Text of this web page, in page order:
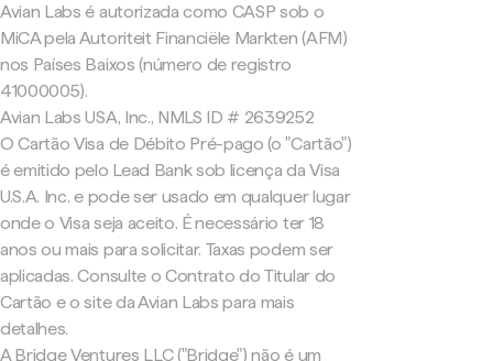
Avian Labs é autorizada como CASP sob o
MiCA pela Autoriteit Financiële Markten (AFM)
nos Países Baixos (número de registro
41000005).
Avian Labs USA, Inc., NMLS ID # 2639252
O Cartão Visa de Débito Pré-pago (o "Cartão")
é emitido pelo Lead Bank sob licença da Visa
U.S.A. Inc. e pode ser usado em qualquer lugar
onde o Visa seja aceito. É necessário ter 18
anos ou mais para solicitar. Taxas podem ser
aplicadas. Consulte o Contrato do Titular do
Cartão e o site da Avian Labs para mais
detalhes.
A Bridge Ventures LLC ("Bridge") não é um